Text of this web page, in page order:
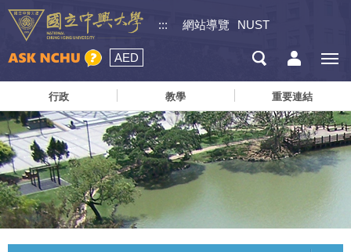
::: 網站導覽 NUST
AED
行政 教學 重要連結